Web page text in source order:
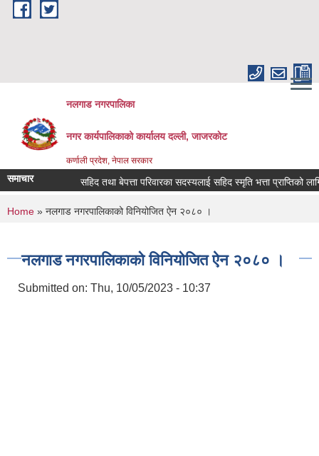
Skip to main content
नलगाड नगरपालिका
नगर कार्यपालिकाको कार्यालय दल्ली, जाजरकाेट
कर्णाली प्रदेश, नेपाल सरकार
समाचार सहिद तथा बेपत्ता परिवारका सदस्यलाई सहिद स्मृति भत्ता प्राप्तिको लागि
You are here
Home » नलगाड नगरपालिकाको विनियोजित ऐन २०८० ।
नलगाड नगरपालिकाको विनियोजित ऐन २०८० ।
Submitted on: Thu, 10/05/2023 - 10:37